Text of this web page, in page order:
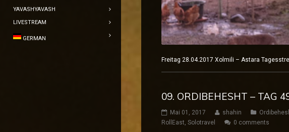
YAVASHYAVASH
LIVESTREAM
GERMAN
Freitag 28.04.2017 Xolmili – Astara
09. ORDIBEHESHT – TAG
Mai 01, 2017 shahin
RollEast, Solotravel 0 comments